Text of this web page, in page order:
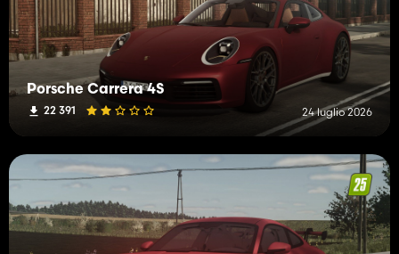
Porsche Carrera 4S
22 391 24 luglio 2026